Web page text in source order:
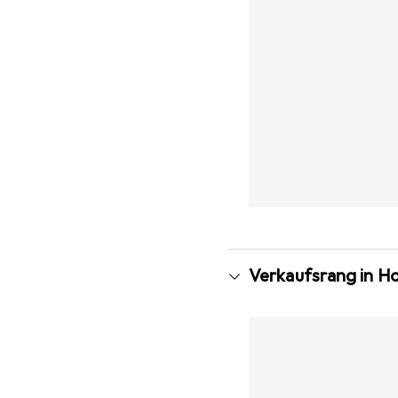
Verkaufsrang in